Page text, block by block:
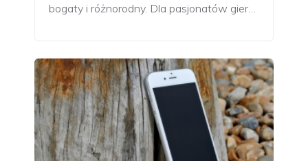
bogaty i różnorodny. Dla pasjonatów gier…